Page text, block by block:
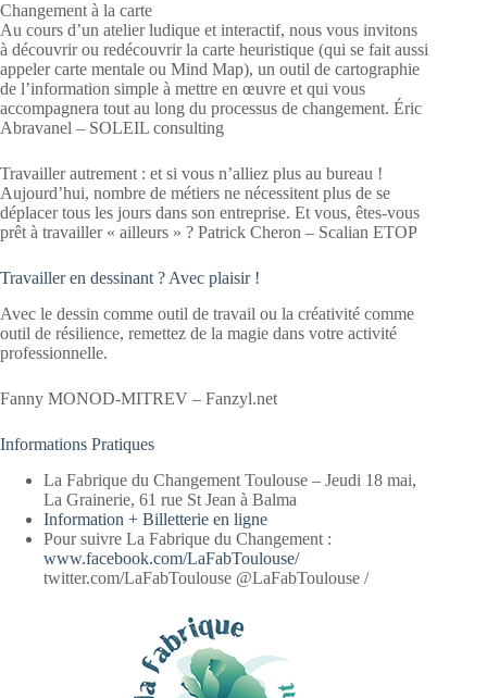
Changement à la carte
Au cours d’un atelier ludique et interactif, nous vous invitons
à découvrir ou redécouvrir la carte heuristique (qui se fait aussi
appeler carte mentale ou Mind Map), un outil de cartographie
de l’information simple à mettre en œuvre et qui vous
accompagnera tout au long du processus de changement. Éric
Abravanel – SOLEIL consulting
Travailler autrement : et si vous n’alliez plus au bureau !
Aujourd’hui, nombre de métiers ne nécessitent plus de se
déplacer tous les jours dans son entreprise. Et vous, êtes-vous
prêt à travailler « ailleurs » ? Patrick Cheron – Scalian ETOP
Travailler en dessinant ? Avec plaisir !
Avec le dessin comme outil de travail ou la créativité comme
outil de résilience, remettez de la magie dans votre activité
professionnelle.
Fanny MONOD-MITREV – Fanzyl.net
Informations Pratiques
La Fabrique du Changement Toulouse – Jeudi 18 mai,
La Grainerie, 61 rue St Jean à Balma
Information + Billetterie en ligne
Pour suivre La Fabrique du Changement :
www.facebook.com/LaFabToulouse/
twitter.com/LaFabToulouse @LaFabToulouse /